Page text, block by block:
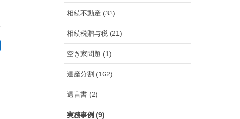
相続不動産 (33)
相続税贈与税 (21)
空き家問題 (1)
遺産分割 (162)
遺言書 (2)
実務事例 (9)